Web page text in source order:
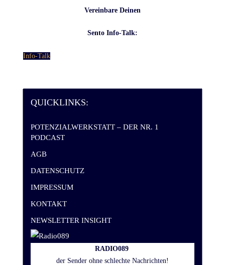
Vereinbare Deinen
Sento Info-Talk:
Info-Talk
QUICKLINKS:
POTENZIALWERKSTATT – DER NR. 1
PODCAST
AGB
DATENSCHUTZ
IMPRESSUM
KONTAKT
NEWSLETTER INSIGHT
RADIO089
der Sender ohne schlechte Nachrichten!